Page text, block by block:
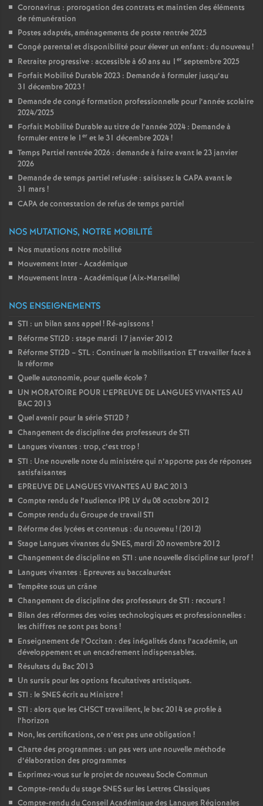
Coronavirus : prorogation des contrats et maintien des éléments
de rémunération
Postes adaptés, aménagements de poste rentrée 2025
Congé parental et disponibilité pour élever un enfant : du nouveau!
Retraite progressive : accessible à 60 ans au 1 er septembre 2025
Forfait Mobilité Durable 2023 : Demande à formuler jusqu’au
31 décembre 2023!
Demande de congé formation professionnelle pour l’année scolaire
2024/2025
Forfait Mobilité Durable au titre de l’année 2024 : Demande à
formuler entre le 1 er et le 31 décembre 2024!
Temps Partiel rentrée 2026 : demande à faire avant le 23 janvier
2026
Demande de temps partiel refusée : saisissez la CAPA avant le
31 mars !
CAPA de contestation de refus de temps partiel
NOS MUTATIONS, NOTRE MOBILITÉ
Nos mutations notre mobilité
Mouvement Inter - Académique
Mouvement Intra - Académique (Aix-Marseille)
NOS ENSEIGNEMENTS
STI : un bilan sans appel! Ré-agissons !
Réforme STI2D : stage mardi 17 janvier 2012
Réforme STI2D – STL : Continuer la mobilisation ET travailler face à
la réforme
Quelle autonomie, pour quelle école?
UN MORATOIRE POUR L’EPREUVE DE LANGUES VIVANTES AU
BAC 2013
Quel avenir pour la série STI2D ?
Changement de discipline des professeurs de STI
Langues vivantes : trop, c’est trop!
STI : Une nouvelle note du ministére qui n’apporte pas de réponses
satisfaisantes
EPREUVE DE LANGUES VIVANTES AU BAC 2013
Compte rendu de l’audience IPR LV du 08 octobre 2012
Compte rendu du Groupe de travail STI
Réforme des lycées et contenus : du nouveau! (2012)
Stage Langues vivantes du SNES, mardi 20 novembre 2012
Changement de discipline en STI : une nouvelle discipline sur Iprof!
Langues vivantes : Epreuves au baccalauréat
Tempête sous un crâne
Changement de discipline des professeurs de STI : recours !
Bilan des réformes des voies technologiques et professionnelles :
les chiffres ne sont pas bons !
Enseignement de l’Occitan : des inégalités dans l’académie, un
développement et un encadrement indispensables.
Résultats du Bac 2013
Un sursis pour les options facultatives artistiques.
STI : le SNES écrit au Ministre!
STI : alors que les CHSCT travaillent, le bac 2014 se profile à
l’horizon
Non, les certifications, ce n’est pas une obligation !
Charte des programmes : un pas vers une nouvelle méthode
d’élaboration des programmes
Exprimez-vous sur le projet de nouveau Socle Commun
Compte-rendu du stage SNES sur les Lettres Classiques
Compte-rendu du Conseil Académique des Langues Régionales